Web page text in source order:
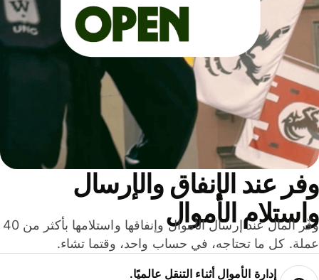
عند الإنفاق والإرسال
الأموال
وفّر المال عند إرسال الأموال وإنفاقها واستلامها بأكثر من 40
كل ما تحتاجه، في حساب واحد، وقتما تشاء.
إدارة الأموال أثناء التنقل عالميًا.